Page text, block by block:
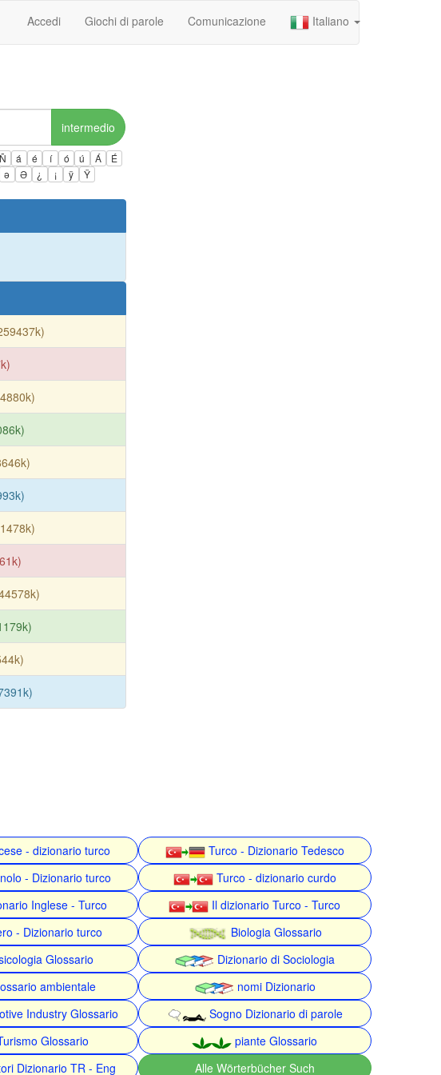
Accedi Giochi di parole Comunicazione Italiano
intermedio
Ñ á é í ó ú Á
É
ə Ə ¿ ¡ ÿ Ÿ
- dizionario turco
Turco - Dizionario Tedesco
- Dizionario turco
Turco - dizionario curdo
Inglese - Turco
Il dizionario Turco - Turco
- Dizionario turco
Biologia Glossario
Glossario
Dizionario di Sociologia
ambientale
nomi Dizionario
Industry Glossario
Sogno Dizionario di parole
Glossario
piante Glossario
Dizionario TR - Eng Alle Wörterbücher Such